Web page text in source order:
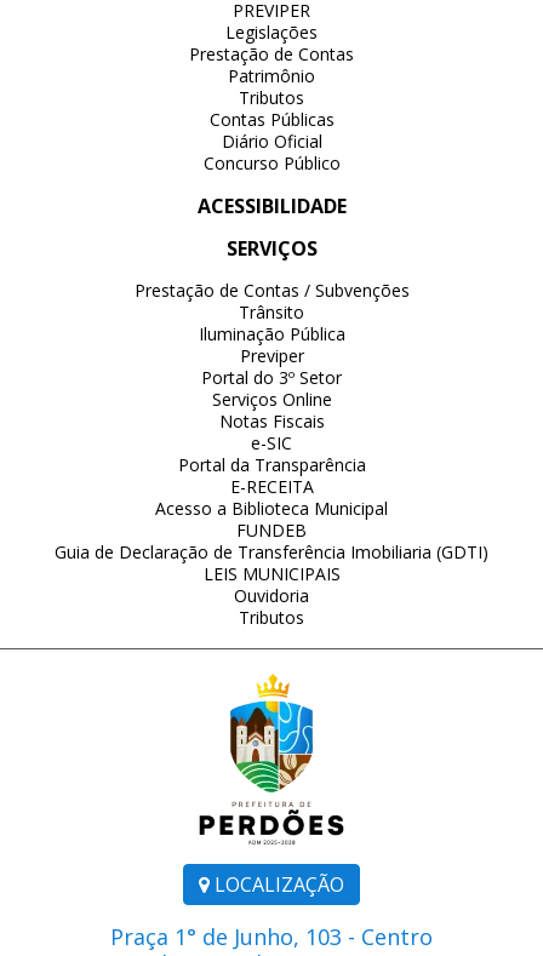
LOCALIZAÇÃO
Praça 1° de Junho, 103 - Centro
PREVIPER
Legislações
Prestação de Contas
Patrimônio
Tributos
Contas Públicas
Diário Oficial
Concurso Público
ACESSIBILIDADE
SERVIÇOS
Prestação de Contas / Subvenções
Trânsito
Iluminação Pública
Previper
Portal do 3º Setor
Serviços Online
Notas Fiscais
e-SIC
Portal da Transparência
E-RECEITA
Acesso a Biblioteca Municipal
FUNDEB
Guia de Declaração de Transferência Imobiliaria (GDTI)
LEIS MUNICIPAIS
Ouvidoria
Tributos